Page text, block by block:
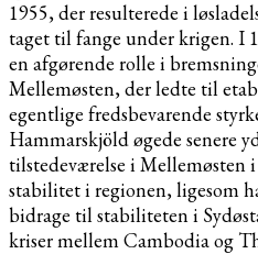
1955, der resulterede i
taget til fange under krigen. I
en afgørende rolle i
Mellemøsten, der ledte til
egentlige fredsbevarende
Hammarskjöld øgede senere
tilstedeværelse i Mellemøsten
stabilitet i regionen, ligesom
bidrage til stabiliteten i
kriser mellem Cambodia og